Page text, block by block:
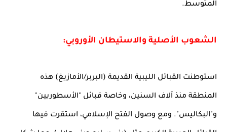
المتوسط.
الشعوب الأصلية والاستيطان الأوروبي:
استوطنت القبائل الليبية القديمة (البربر/الأمازيغ) هذه
المنطقة منذ آلاف السنين، وخاصة قبائل "الأسطوريين"
و"البكاليس". ومع وصول الفتح الإسلامي، استقرت فيها